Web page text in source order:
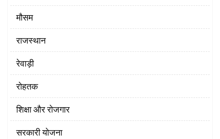
मौसम
राजस्थान
रेवाड़ी
रोहतक
शिक्षा और रोजगार
सरकारी योजना